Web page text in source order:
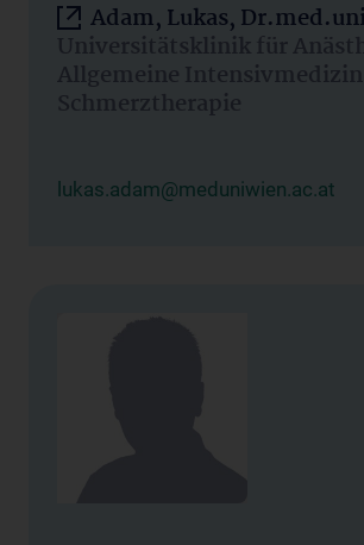
Adam, Lukas,
Universitätsklinik für
Allgemeine
Schmerztherapie
lukas.adam@meduniwien.ac.at